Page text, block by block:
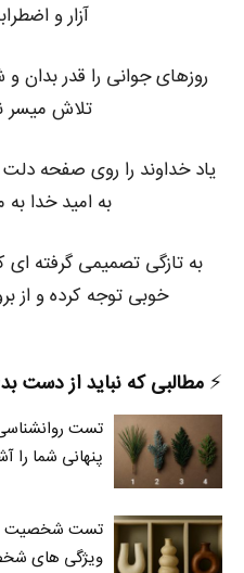
آزار و
روزهای جوانی را قدر
تلاش میسر
یاد خداوند را روی صفحه
به امید خدا
به تازگی تصمیمی گرفته
خوبی توجه کرده و از
⚡️ مطالبی که نباید از دست
تست
پنهانی شما را
تست شخصیت
ویژگی های